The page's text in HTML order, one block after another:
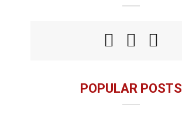
POPULAR POSTS